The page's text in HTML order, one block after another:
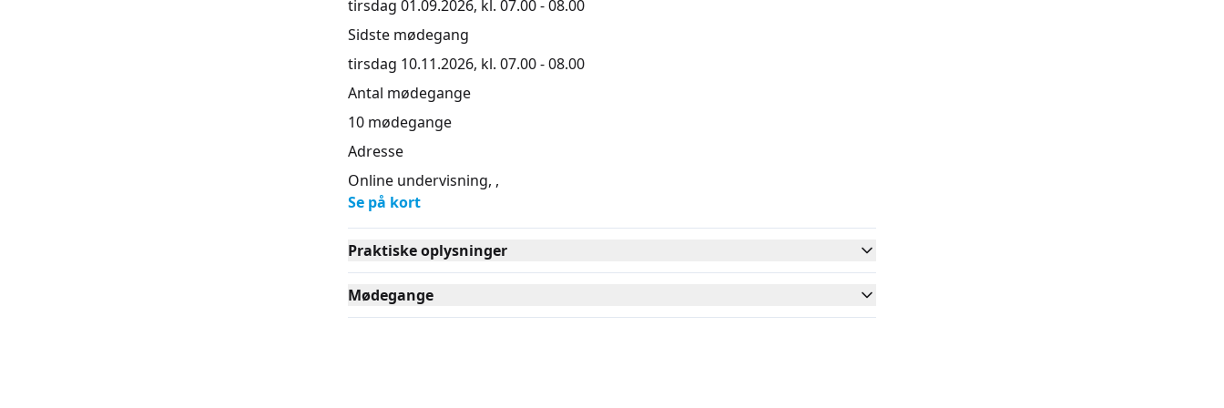
tirsdag 01.09.2026, kl. 07.00 - 08.00
Sidste mødegang
tirsdag 10.11.2026, kl. 07.00 - 08.00
Antal mødegange
10 mødegange
Adresse
Online undervisning, ,
Se på kort
Praktiske oplysninger
Mødegange